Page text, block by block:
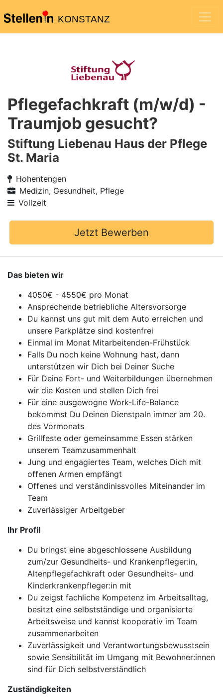
KONSTANZ
Pflegefachkraft (m/w/d) -
Traumjob gesucht?
Stiftung Liebenau Haus der Pflege
St. Maria
Hohentengen
Medizin, Gesundheit, Pflege
Vollzeit
Jetzt Bewerben
Das bieten wir
4050€ - 4550€ pro Monat
Ansprechende betriebliche Altersvorsorge
Du kannst uns gut mit dem Auto erreichen und
unsere Parkplätze sind kostenfrei
Einmal im Monat Mitarbeitenden-Frühstück
Falls Du noch keine Wohnung hast, dann
unterstützen wir Dich bei Deiner Suche
Für Deine Fort- und Weiterbildungen übernehmen
wir die Kosten und stellen Dich frei
Für eine ausgewogne Work-Life-Balance
bekommst Du Deinen Dienstpaln immer am 20.
des Vormonats
Grillfeste oder gemeinsamme Essen stärken
unserem Teamzusammenhalt
Jung und engagiertes Team, welches Dich mit
offenen Armen empfängt
Offenes und verständinissvolles Miteinander im
Team
Zuverlässiger Arbeitgeber
Ihr Profil
Du bringst eine abgeschlossene Ausbildung
zum/zur Gesundheits- und Krankenpfleger:in,
Altenpflegefachkraft oder Gesundheits- und
Kinderkrankenpfleger:in mit
Du zeigst fachliche Kompetenz im Arbeitsalltag,
besitzt eine selbstständige und organisierte
Arbeitsweise und kannst kooperativ im Team
zusammenarbeiten
Zuverlässigkeit und Verantwortungsbewusstsein
sowie Sensibilität im Umgang mit Bewohner:innen
sind für Dich selbstverständlich
Zuständigkeiten